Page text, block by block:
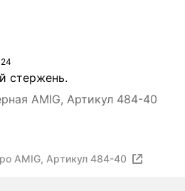
стержень.
AMIG, Артикул 484-40
AMIG, Артикул 484-40